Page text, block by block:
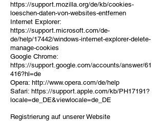
https://support.mozilla.org/de/kb/cookies-
loeschen-daten-von-websites-entfernen
Internet Explorer:
https://support.microsoft.com/de-
de/help/17442/windows-internet-explorer-delete-
manage-cookies
Google Chrome:
https://support.google.com/accounts/answer/61
416?hl=de
Opera: http://www.opera.com/de/help
Safari: https://support.apple.com/kb/PH17191?
locale=de_DE&viewlocale=de_DE
Registrierung auf unserer Website